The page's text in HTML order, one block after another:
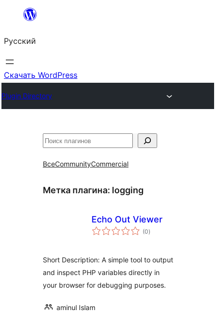
Перейти
содержимому
Русский
Скачать WordPress
Plugin Directory
Поиск
ВсеCommunityCommercial
Метка плагина: logging
Echo Out Viewer
(0общий
рейтинг
)
Short Description: A simple tool to output
and inspect PHP variables directly in
your browser for debugging purposes.
aminul Islam